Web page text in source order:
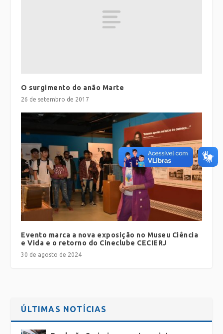
O surgimento do anão Marte
26 de setembro de 2017
Evento marca a nova exposição no Museu Ciência
e Vida e o retorno do Cineclube CECIERJ
30 de agosto de 2024
ÚLTIMAS NOTÍCIAS